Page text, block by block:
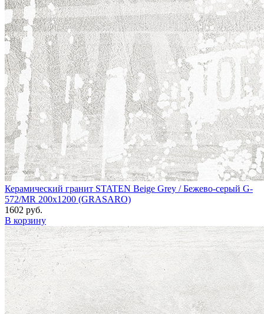
Керамический гранит STATEN Beige Grey / Бежево-серый G-
572/MR 200x1200 (GRASARO)
1602 руб.
В корзину